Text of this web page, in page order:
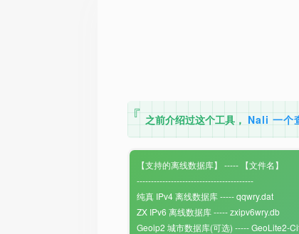
之前介绍过这个工具， Nali 一个
【支持的离线数据库】 ----- 【文件名】
-----------------------------------------
纯真 IPv4 离线数据库 ----- qqwry.dat
ZX IPv6 离线数据库 ----- zxipv6wry.db
Geoip2 城市数据库(可选) ----- GeoLite2-